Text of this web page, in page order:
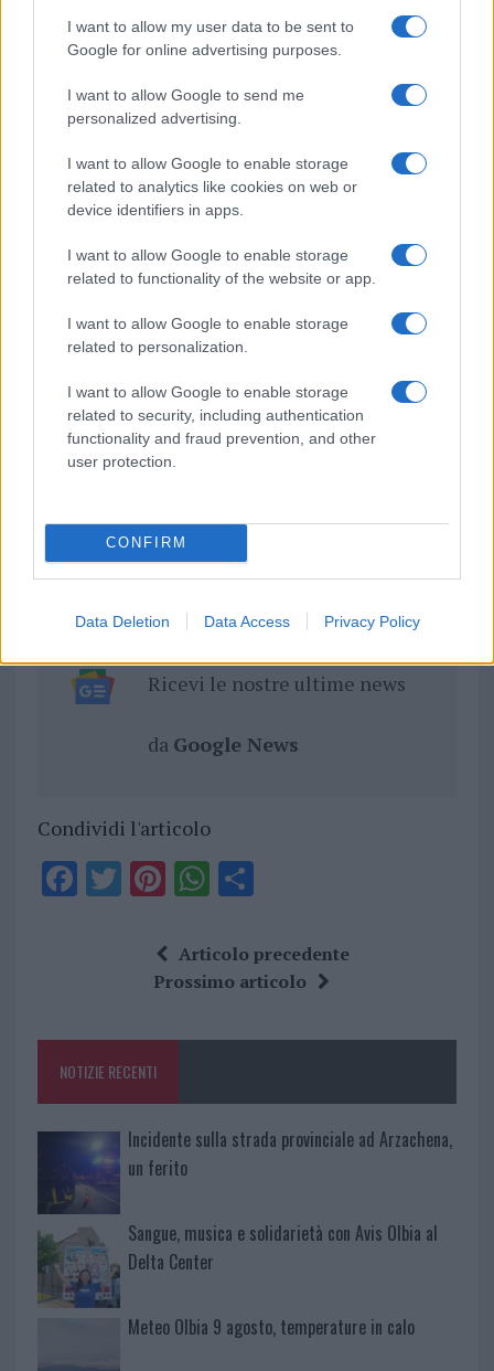
I want to allow my user data to be sent to
Google for online advertising purposes.
I want to allow Google to send me
personalized advertising.
I want to allow Google to enable storage
related to analytics like cookies on web or
device identifiers in apps.
I want to allow Google to enable storage
related to functionality of the website or app.
I want to allow Google to enable storage
related to personalization.
I want to allow Google to enable storage
related to security, including authentication
functionality and fraud prevention, and other
user protection.
CONFIRM
Data Deletion Data Access Privacy Policy
Puoi effettuare l'accesso andando nella
sezioneLogin dal menù del sito o
cliccandoqui
TEMI: Hermaea Olbia
Hermaea Olbia Brescia
Hermaea Volley Olbia
Notizie Olbia
Volley Olbia
Entra nel canale telegram di
Inviaci le tue segnalazioni,
Su WhatsApp al numero +39
345 356 7512
Ricevi le nostre ultime news
da Google News
Condividi l'articolo
F
o
k
T Pi
te
re
W
at
s
p
S
a
re
Articolo precedente
Prossimo articolo
NOTIZIE RECENTI
Incidente sulla strada provinciale ad Arzachena,
un ferito
Sangue, musica e solidarietà con Avis Olbia al
Delta Center
Meteo Olbia 9 agosto, temperature in calo